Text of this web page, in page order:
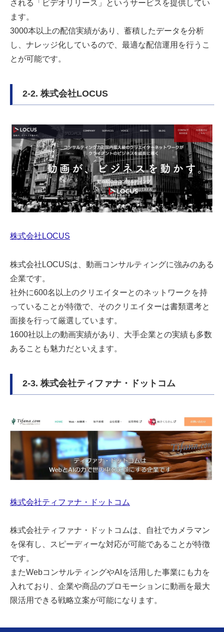
される「ビデオリリース」というサービスを提供してい
ます。
3000本以上の配信実績があり、蓄積したデータを分析
し、ナレッジ化しているので、最適な配信運用を行うこ
とが可能です。
2-2. 株式会社LOCUS
株式会社LOCUS
株式会社LOCUSは、動画コンサルティングに強みのある
企業です。
社外に600名以上のクリエイターとのネットワークを持
っていることが特徴で、そのクリエイターは書類選考と
面接を行って厳選しています。
1600社以上の動画実績があり、大手企業との実績も多数
あることも魅力だといえます。
2-3. 株式会社ティファナ・ドットコム
株式会社ティファナ・ドットコム
株式会社ティファナ・ドットコムは、自社でカメラマン
を保有し、スピーディーな対応が可能であることが特徴
です。
またWebコンサルティングやAIを活用した事業にも力を
入れており、企業や商品のプロモーションに動画を最大
限活用できる戦略立案が可能になります。